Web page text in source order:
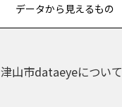
データから見えるもの
津山市dataeyeについて